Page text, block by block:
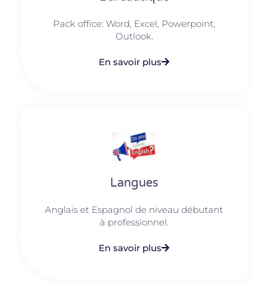
Pack office: Word, Excel, Powerpoint,
Outlook.​
En savoir plus
Langues
Anglais et Espagnol de niveau débutant
à professionnel.
En savoir plus